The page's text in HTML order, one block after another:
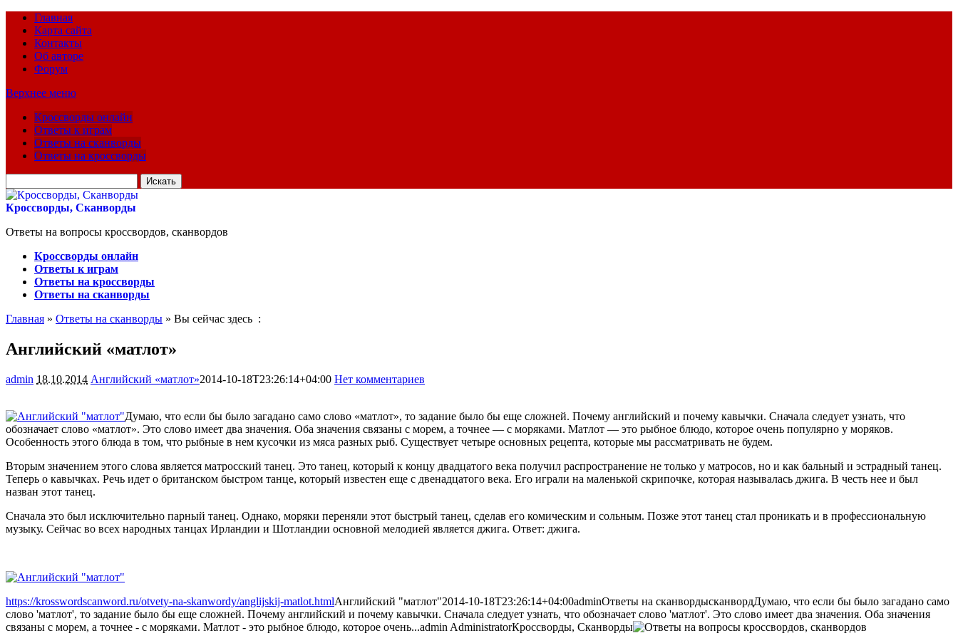
Главная
Карта сайта
Контакты
Об авторе
Форум
Верхнее меню
Кроссворды онлайн
Ответы к играм
Ответы на сканворды
Ответы на кроссворды
для:
Кроссворды, Сканворды
Ответы на вопросы кроссвордов, сканвордов
Кроссворды онлайн
Ответы к играм
Ответы на кроссворды
Ответы на сканворды
Главная » Ответы на сканворды » Вы сейчас здесь :
Английский «матлот»
admin 18.10.2014 Английский «матлот»2014-10-18T23:26:14+04:00 Нет комментариев
Думаю, что если бы было загадано само слово «матлот», то задание было бы еще сложней. Почему английский и почему кавычки. Сначала следует узнать, что
обозначает слово «матлот». Это слово имеет два значения. Оба значения связаны с морем, а точнее — с моряками. Матлот — это рыбное блюдо, которое очень популярно у моряков.
Особенность этого блюда в том, что рыбные в нем кусочки из мяса разных рыб. Существует четыре основных рецепта, которые мы рассматривать не будем.
Вторым значением этого слова является матросский танец. Это танец, который к концу двадцатого века получил распространение не только у матросов, но и как бальный и эстрадный танец.
Теперь о кавычках. Речь идет о британском быстром танце, который известен еще с двенадцатого века. Его играли на маленькой скрипочке, которая называлась джига. В честь нее и был
назван этот танец.
Сначала это был исключительно парный танец. Однако, моряки переняли этот быстрый танец, сделав его комическим и сольным. Позже этот танец стал проникать и в профессиональную
музыку. Сейчас во всех народных танцах Ирландии и Шотландии основной мелодией является джига. Ответ: джига.
https://krosswordscanword.ru/otvety-na-skanwordy/anglijskij-matlot.htmlАнглийский "матлот"2014-10-18T23:26:14+04:00adminОтветы на сканвордысканвордДумаю, что если бы было загадано само
слово 'матлот', то задание было бы еще сложней. Почему английский и почему кавычки. Сначала следует узнать, что обозначает слово 'матлот'. Это слово имеет два значения. Оба значения
связаны с морем, а точнее - с моряками. Матлот - это рыбное блюдо, которое очень...admin AdministratorКроссворды, Сканворды